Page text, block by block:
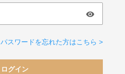
パスワードを忘れた方はこちら >
ログイン